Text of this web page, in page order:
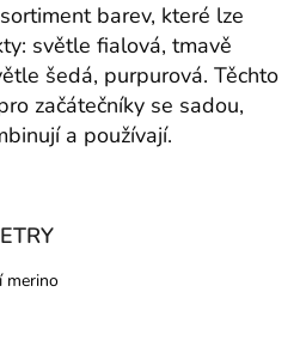
barev, které lze
světle fialová, tmavě
šedá, purpurová. Těchto
začátečníky se sadou,
a používají.
merino